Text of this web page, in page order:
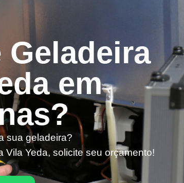
em
sua geladeira?
Yeda, solicite seu orçamento!